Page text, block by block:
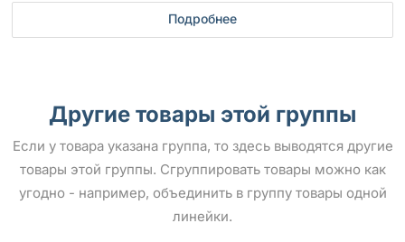
Подробнее
Другие товары этой группы
Если у товара указана группа, то здесь выводятся другие
товары этой группы. Сгруппировать товары можно как
угодно - например, объединить в группу товары одной
линейки.